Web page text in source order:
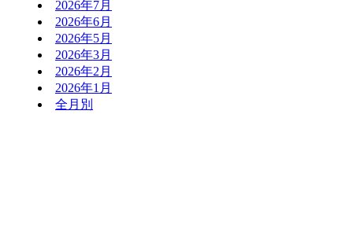
2026年7月
2026年6月
2026年5月
2026年3月
2026年2月
2026年1月
全月別